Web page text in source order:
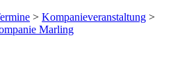
> Kompanieveranstaltung >
Marling